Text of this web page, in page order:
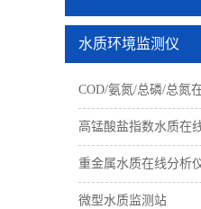
水质环境监测仪
COD/氨氮/总磷/总氮
高锰酸盐指数水质在
重金属水质在线分析
微型水质监测站